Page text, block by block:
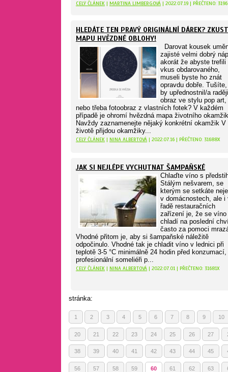
CELÝ ČLÁNEK | MARTINA LIMBERGOVÁ | 2022.07.19 | PŘEČTENO:
HLEDÁTE TEN PRAVÝ ORIGINÁLNÍ DÁREK?
MAPU HVĚZDNÉ OBLOHY!
Darovat kousek
zajisté velmi dobrý
akorát že abyste trefili
vkus obdarovaného,
museli byste ho znát
opravdu dobře.
by upřednostnil/a raději
obraz ve stylu pop art,
nebo třeba fotoobraz z vlastních fotek? V každém
případě je ohromí hvězdná mapa životního
Navždy zaznamenejte nějaký konkrétní okamžik V
životě přijdou okamžiky...
CELÝ ČLÁNEK | NINA ALBERTOVÁ | 2022.07.16 | PŘEČTENO: 31688X
JAK SI NEJLÉPE VYCHUTNAT ŠAMPAŇSKÉ
Chlaďte víno s
Stálým nešvarem, se
kterým se setkáte
v domácnostech, ale i
řadě restauračních
zařízení je, že se víno
chladí na poslední
často za pomoci
Vhodné přitom je, aby si šampaňské náležitě
odpočinulo. Vhodné tak je chladit víno v lednici při
teplotě 3-5 °C minimálně 24 hodin před konzumací,
profesionální someliéři p...
CELÝ ČLÁNEK | NINA ALBERTOVÁ | 2022.07.01 | PŘEČTENO: 31681X
stránka:
1 2 3 4 5 6 7 8 9 10
20 21 22 23 24 25 26 27
38 39 40 41 42 43 44 45
56 57 58 59 60 61 62 63